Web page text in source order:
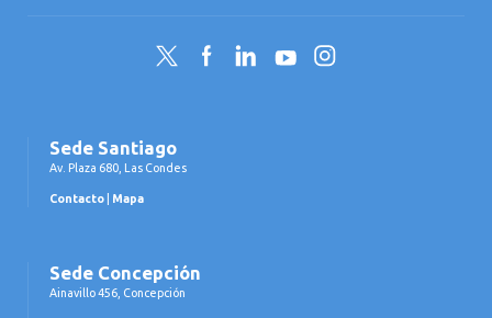
Twitter FacebookLinkedInYouTubeInstagram
Sede Santiago
Av. Plaza 680, Las Condes
Contacto Mapa
Sede Concepción
Ainavillo 456, Concepción